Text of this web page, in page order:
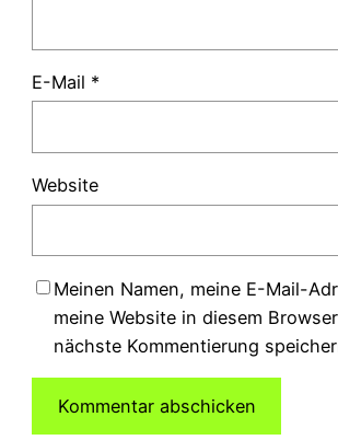
E-Mail *
Website
Meinen Namen, meine E-Mail-
meine Website in diesem
nächste Kommentierung